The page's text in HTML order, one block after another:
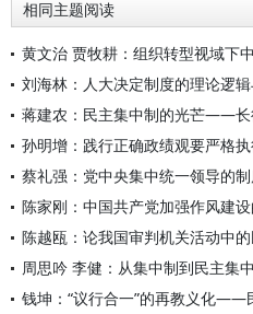
相同主题阅读
刘海林：人大决定制度的理论逻
蒋建农：民主集中制的光芒——长
孙明增：践行正确政绩观要严格
蔡礼强：党中央集中统一领导的
陈家刚：中国共产党加强作风建
陈越瓯：论我国审判机关活动中
周思吟 李健：从集中制到民主集